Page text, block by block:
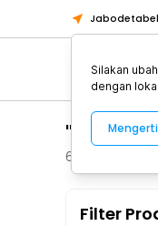
63
Filter
Silakan
dengan
Mengerti